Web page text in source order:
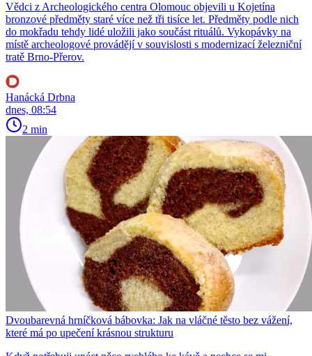
Vědci z Archeologického centra Olomouc objevili u Kojetína
bronzové předměty staré více než tři tisíce let. Předměty podle nich
do mokřadu tehdy lidé uložili jako součást rituálů. Vykopávky na
místě archeologové provádějí v souvislosti s modernizací železniční
tratě Brno-Přerov.
Hanácká Drbna
dnes, 08:54
2 min
Dvoubarevná hrníčková bábovka: Jak na vláčné těsto bez vážení,
které má po upečení krásnou strukturu